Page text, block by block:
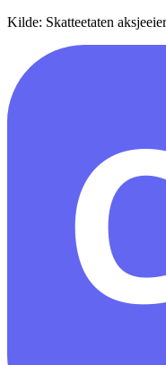
Kilde: Skatteetaten